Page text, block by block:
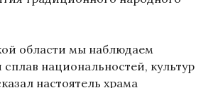
области мы наблюдаем
национальностей, культур
настоятель храма